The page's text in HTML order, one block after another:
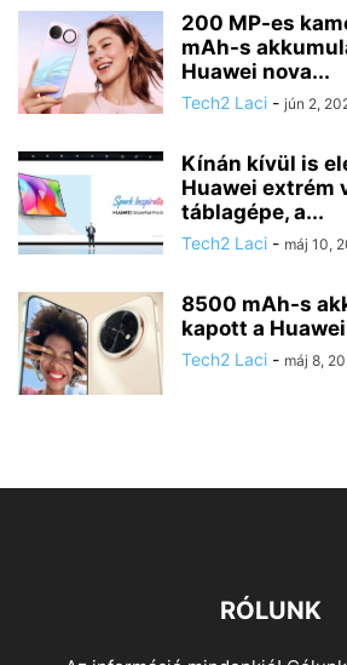
200 MP-es
mAh-s
Huawei nova...
Tech2 Laci - jún 2,
Kínán kívül is
Huawei extrém
táblagépe, a...
Tech2 Laci - máj 10,
8500 mAh-s
kapott a
Tech2 Laci - máj 8,
RÓLUNK